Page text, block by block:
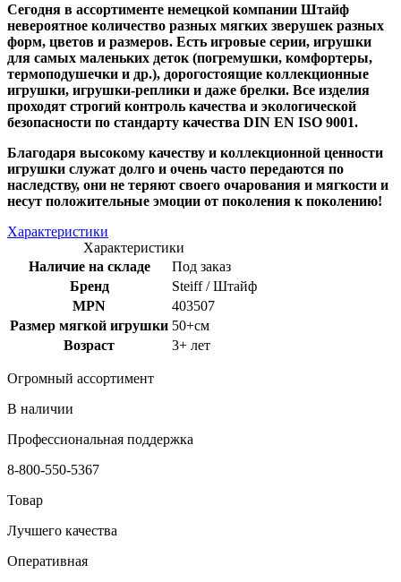
Сегодня в ассортименте немецкой компании Штайф
невероятное количество разных мягких зверушек разных
форм, цветов и размеров. Есть игровые серии, игрушки
для самых маленьких деток (погремушки, комфортеры,
термоподушечки и др.), дорогостоящие коллекционные
игрушки, игрушки-реплики и даже брелки. Все изделия
проходят строгий контроль качества и экологической
безопасности по стандарту качества DIN EN ISO 9001.
Благодаря высокому качеству и коллекционной ценности
игрушки служат долго и очень часто передаются по
наследству, они не теряют своего очарования и мягкости и
несут положительные эмоции от поколения к поколению!
Характеристики
Характеристики
Наличие на складе
Под заказ
Бренд
Steiff / Штайф
MPN
403507
Размер мягкой игрушки 50+см
Возраст
3+ лет
Огромный ассортимент
В наличии
Профессиональная поддержка
8-800-550-5367
Товар
Лучшего качества
Оперативная